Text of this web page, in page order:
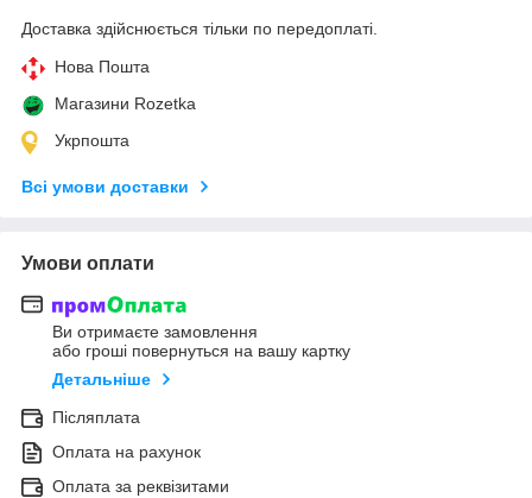
Доставка здійснюється тільки по передоплаті.
Нова Пошта
Магазини Rozetka
Укрпошта
Всі умови доставки
Умови оплати
Ви отримаєте замовлення
або гроші повернуться на вашу картку
Детальніше
Післяплата
Оплата на рахунок
Оплата за реквізитами